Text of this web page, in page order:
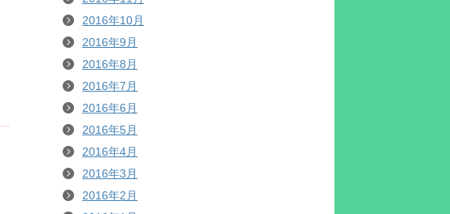
2016年10月
2016年9月
2016年8月
2016年7月
2016年6月
2016年5月
2016年4月
2016年3月
2016年2月